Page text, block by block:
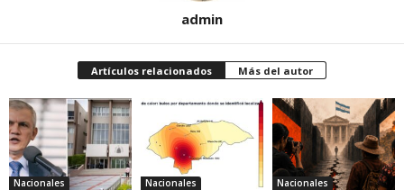
admin
Artículos relacionados Más del autor
Nacionales Nacionales Nacionales